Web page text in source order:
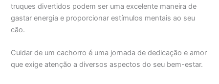
truques divertidos podem ser uma excelente maneira de
gastar energia e proporcionar estímulos mentais ao seu
cão.
Cuidar de um cachorro é uma jornada de dedicação e amor
que exige atenção a diversos aspectos do seu bem-estar.